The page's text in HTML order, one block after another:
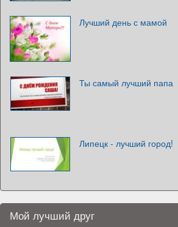
Лучший день с мамой
Ты самый лучший папа
Липецк - лучший город!
Мой лучший друг